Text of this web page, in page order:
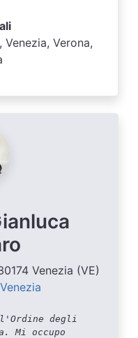
Verona,
Venezia (VE)
degli
Mi occupo